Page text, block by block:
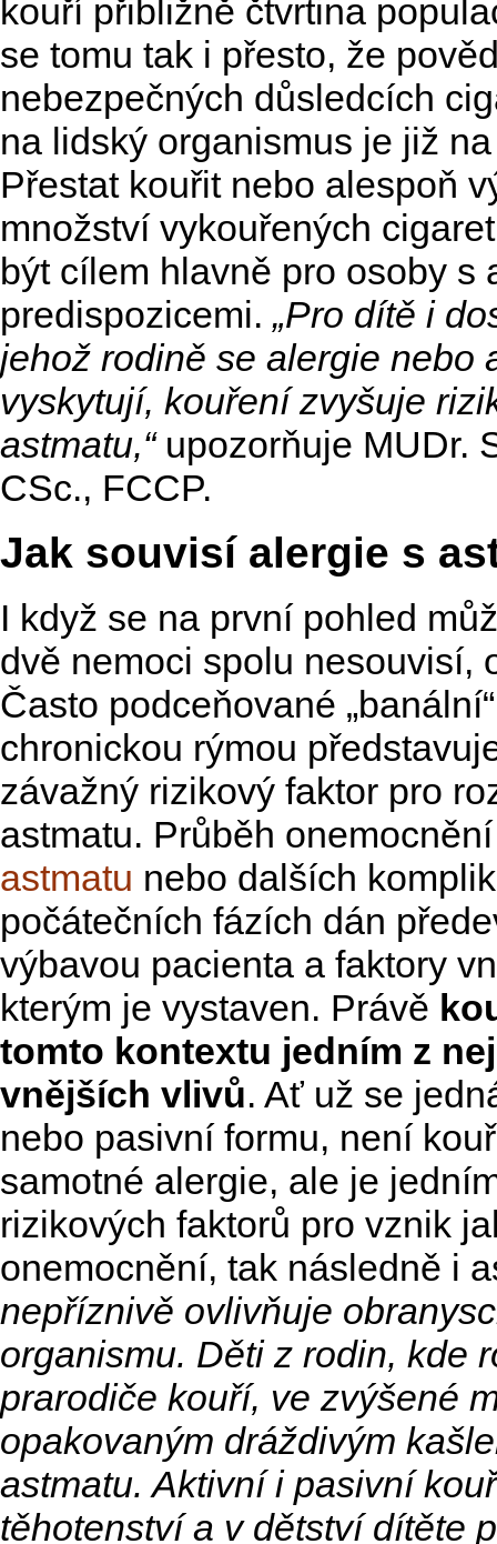
kouří přibližně čtvrtina
se tomu tak i přesto, že
nebezpečných důsledcích
na lidský organismus je již
Přestat kouřit nebo alespoň
množství vykouřených
být cílem hlavně pro osoby s
predispozicemi. „Pro dítě i
jehož rodině se alergie nebo
vyskytují, kouření zvyšuje
astmatu,“upozorňuje MUDr.
CSc., FCCP.
Jak souvisí alergie s
I když se na první pohled
dvě nemoci spolu nesouvisí,
Často podceňované
chronickou rýmou
závažný rizikový faktor pro
astmatu. Průběh
astmatu nebo dalších
počátečních fázích dán
výbavou pacienta a faktory
kterým je vystaven. Právě
tomto kontextu jedním z
vnějších vlivů. Ať už se
nebo pasivní formu, není
samotné alergie, ale je
rizikových faktorů pro vznik
onemocnění, tak následně i
nepříznivě ovlivňuje
organismu. Děti z rodin, kde
prarodiče kouří, ve zvýšené
opakovaným dráždivým
astmatu. Aktivní i pasivní
těhotenství a v dětství dítěte